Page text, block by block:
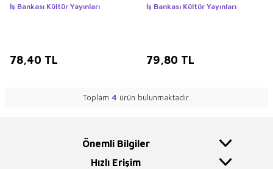
İş Bankası Kültür Yayınları
78,40 TL
İş Bankası Kültür Yayınları
79,80 TL
Toplam 4 ürün bulunmaktadır.
Önemli Bilgiler
Hızlı Erişim